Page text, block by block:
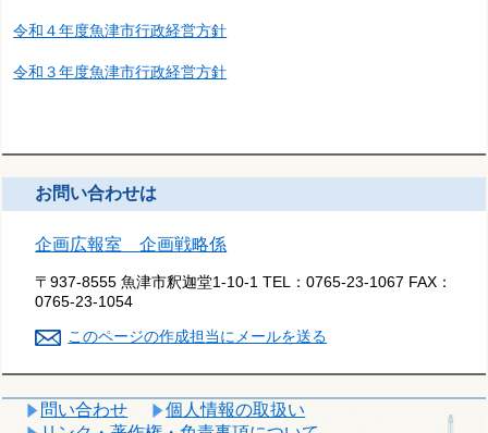
令和４年度魚津市行政経営方針
令和３年度魚津市行政経営方針
お問い合わせは
企画広報室 企画戦略係
〒937-8555 魚津市釈迦堂1-10-1 TEL：0765-23-1067 FAX：
0765-23-1054
このページの作成担当にメールを送る
問い合わせ
個人情報の取扱い